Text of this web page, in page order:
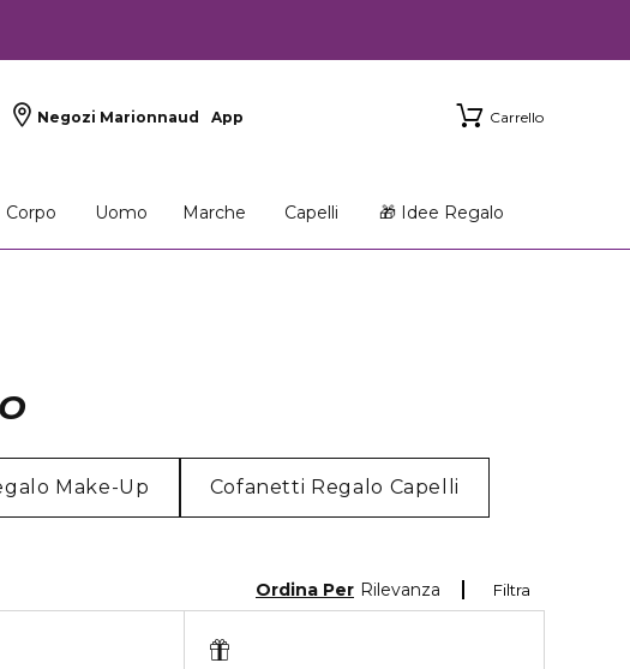
Negozi Marionnaud App Carrello
Corpo Uomo Marche Capelli 🎁 Idee Regalo
Make-Up Cofanetti Regalo Capelli
Filtra
Ordina Per Rilevanza